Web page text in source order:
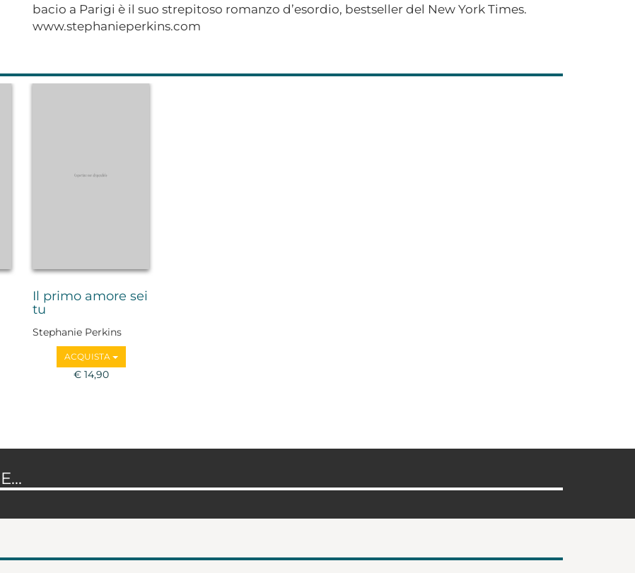
bacio a Parigi è il suo strepitoso romanzo d’esordio, bestseller del New York Times.
www.stephanieperkins.com
Il primo amore sei
tu
Stephanie Perkins
ACQUISTA
€ 14,90